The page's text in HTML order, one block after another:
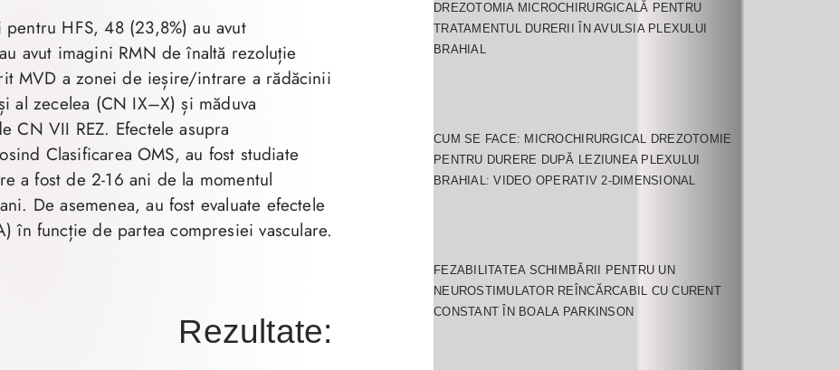
HFS, 48 (23,8%) au avut
avut imagini RMN de înaltă rezoluție
MVD a zonei de ieșire/intrare a rădăcinii
al zecelea (CN IX–X) și măduva
CN VII REZ. Efectele asupra
Clasificarea OMS, au fost studiate
a fost de 2-16 ani de la momentul
De asemenea, au fost evaluate efectele
în funcție de partea compresiei vasculare.
Rezultate:
DREZOTOMIA MICROCHIRURGICALĂ PENTRU
TRATAMENTUL DURERII ÎN AVULSIA PLEXULUI
BRAHIAL
CUM SE FACE: MICROCHIRURGICAL DREZOTOMIE
PENTRU DURERE DUPĂ LEZIUNEA PLEXULUI
BRAHIAL: VIDEO OPERATIV 2-DIMENSIONAL
FEZABILITATEA SCHIMBĂRII PENTRU UN
NEUROSTIMULATOR REÎNCĂRCABIL CU CURENT
CONSTANT ÎN BOALA PARKINSON